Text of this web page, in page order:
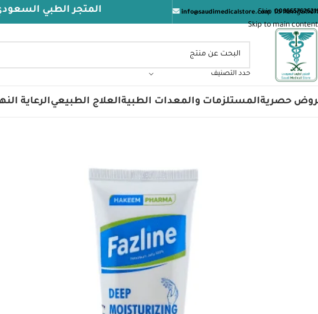
Skip to navigation
Skip to main content
info@saudimedicalstore.com المتجر الطبي السعودي يرحب
حدد التصنيف
حصريةالمستلزمات والمعدات الطبيةالعلاج الطبيعيالرعاية